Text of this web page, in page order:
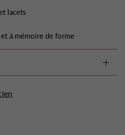
lacets
à mémoire de forme